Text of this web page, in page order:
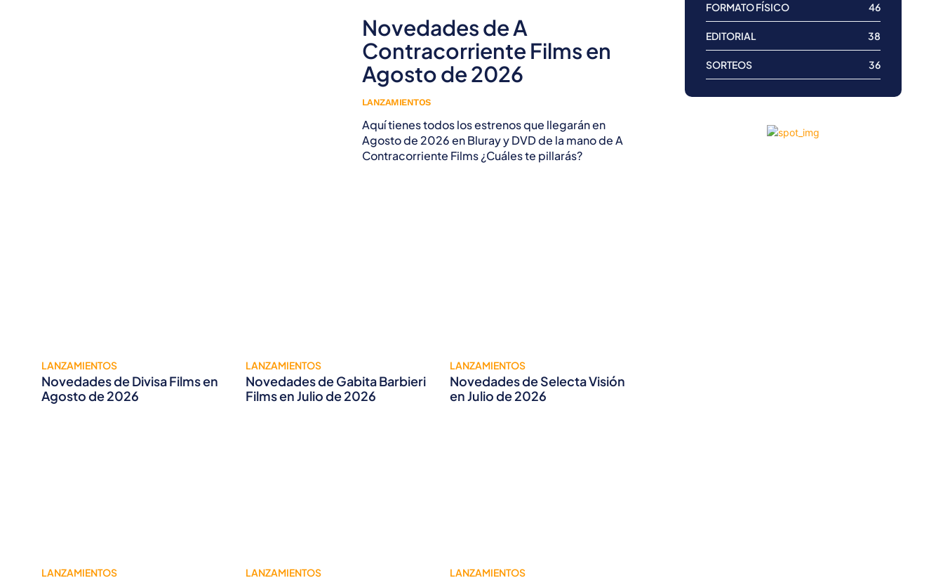
Novedades de A
Contracorriente Films en
Agosto de 2026
LANZAMIENTOS
Aquí tienes todos los estrenos que llegarán en
Agosto de 2026 en Bluray y DVD de la mano de A
Contracorriente Films ¿Cuáles te pillarás?
LANZAMIENTOS
Novedades de Divisa Films en
Agosto de 2026
LANZAMIENTOS
Novedades de Gabita Barbieri
Films en Julio de 2026
LANZAMIENTOS
Novedades de Selecta Visión
en Julio de 2026
LANZAMIENTOS LANZAMIENTOS LANZAMIENTOS
FORMATO FÍSICO 46
EDITORIAL 38
SORTEOS 36